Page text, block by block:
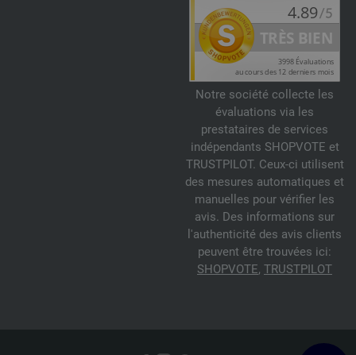
Notre société collecte les
évaluations via les
prestataires de services
indépendants SHOPVOTE et
TRUSTPILOT. Ceux-ci utilisent
des mesures automatiques et
manuelles pour vérifier les
avis. Des informations sur
l'authenticité des avis clients
peuvent être trouvées ici:
SHOPVOTE, TRUSTPILOT